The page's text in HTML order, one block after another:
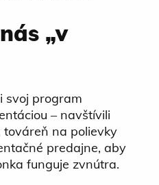
„v
svoj program
– navštívili
na polievky
predajne, aby
funguje zvnútra.